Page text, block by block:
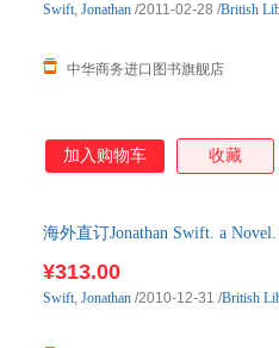
中华商务进口图书旗舰店
Swift, Jonathan /2011-02-28 /British
加入购物车 收藏
海外直订Jonathan Swift. a
¥313.00
Swift, Jonathan /2010-12-31 /British